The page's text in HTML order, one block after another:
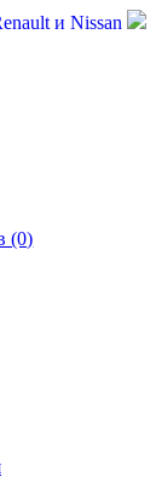
и Nissan
(0)